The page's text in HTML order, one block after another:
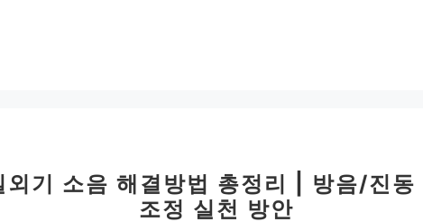
외기 소음 해결방법 총정리 | 방음/진동
조정 실천 방안